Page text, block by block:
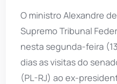
O ministro Alexandre
Supremo Tribunal
nesta segunda-feira
dias as visitas do
(PL-RJ) ao ex-